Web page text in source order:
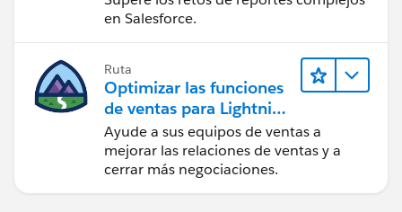
en Salesforce.
Ruta
Optimizar las funciones
de ventas para Lightning
Experience
Ayude a sus equipos de ventas a
mejorar las relaciones de ventas y a
cerrar más negociaciones.